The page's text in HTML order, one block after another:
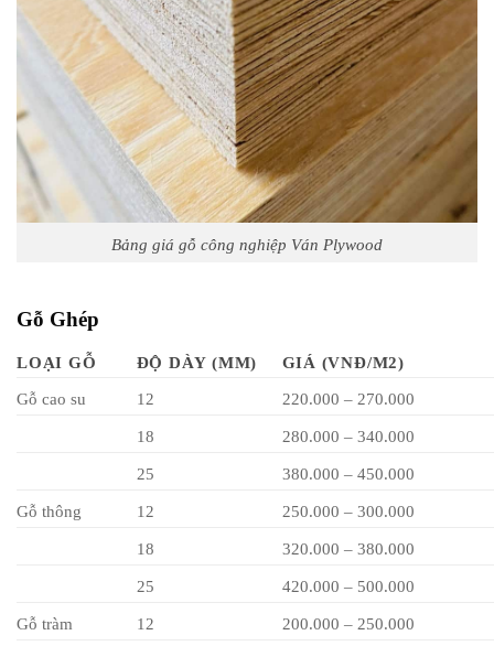
Bảng giá gỗ công nghiệp Ván Plywood
Gỗ Ghép
LOẠI GỖ ĐỘ DÀY (MM) GIÁ (VNĐ/M2)
Gỗ cao su 12 220.000 – 270.000
18 280.000 – 340.000
25 380.000 – 450.000
Gỗ thông 12 250.000 – 300.000
18 320.000 – 380.000
25 420.000 – 500.000
Gỗ tràm 12 200.000 – 250.000